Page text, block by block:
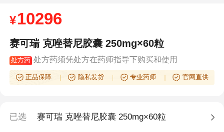
¥10296
赛可瑞 克唑替尼胶囊 250mg×60粒
处方药 处方药须凭处方在药师指导下购买和使用
正品保障 隐私发货 专业药师 官网直供
已选 赛可瑞 克唑替尼胶囊 250mg×60粒